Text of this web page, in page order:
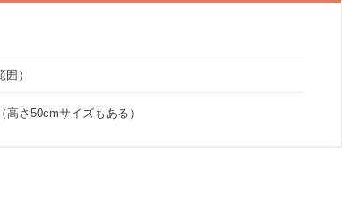
）
（高さ50cmサイズもある）